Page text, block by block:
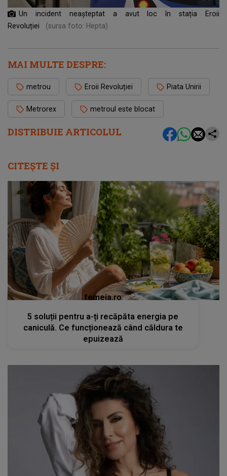
DISTRIBUIE ARTICOLUL
Un incident neașteptat a avut loc în stația Eroii
Revoluției
(sursa foto: Hepta)
MAI MULTE DESPRE:
metrou Eroii Revoluției Piata Unirii
Metrorex metroul este blocat
CITEȘTE ȘI
femeia.ro
5 soluții pentru a-ți recăpăta energia pe
caniculă. Ce funcționează când căldura te
epuizează